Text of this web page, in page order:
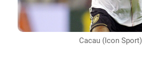
Cacau (Icon Sport)